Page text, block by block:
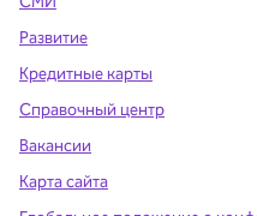
Развитие
Кредитные карты
Справочный центр
Вакансии
Карта сайта